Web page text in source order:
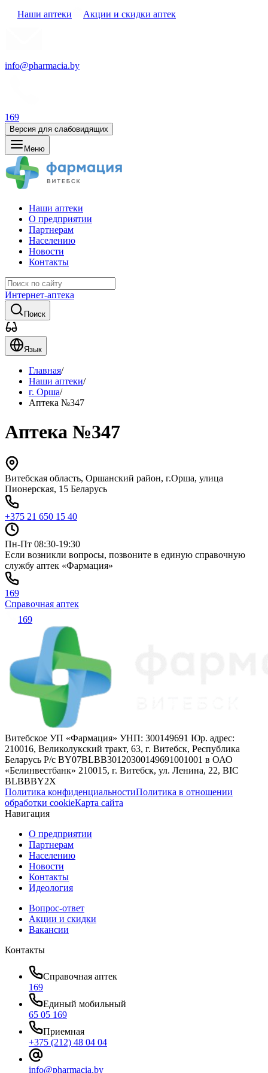
Наши аптеки Акции и скидки аптек
info@pharmacia.by
169
Версия для слабовидящих
Меню
Наши аптеки
О предприятии
Партнерам
Населению
Новости
Контакты
Интернет-аптека
Поиск
Язык
Главная/
Наши аптеки/
г. Орша/
Аптека №347
Аптека №347
Витебская область, Оршанский район, г.Орша, улица
Пионерская, 15 Беларусь
+375 21 650 15 40
Пн-Пт 08:30-19:30
Если возникли вопросы, позвоните в единую справочную
службу аптек «Фармация»
169
Справочная аптек
169
Витебское УП «Фармация» УНП: 300149691 Юр. адрес:
210016, Великолукский тракт, 63, г. Витебск, Республика
Беларусь Р/с BY07BLBB30120300149691001001 в ОАО
«Белинвестбанк» 210015, г. Витебск, ул. Ленина, 22, BIC
BLBBBY2X
Политика конфиденциальностиПолитика в отношении
обработки cookieКарта сайта
Навигация
О предприятии
Партнерам
Населению
Новости
Контакты
Идеология
Вопрос-ответ
Акции и скидки
Вакансии
Контакты
Справочная аптек
169
Единый мобильный
65 05 169
Приемная
+375 (212) 48 04 04
info@pharmacia.by